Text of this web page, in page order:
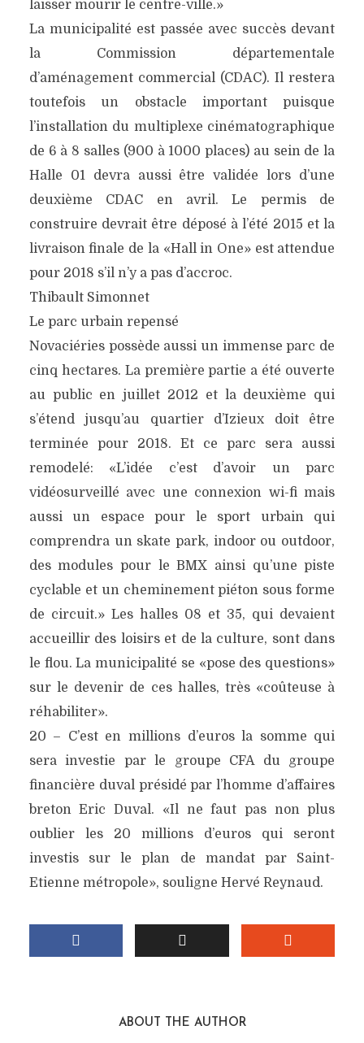
laisser mourir le centre-ville.»
La municipalité est passée avec succès devant
la Commission départementale
d’aménagement commercial (CDAC). Il restera
toutefois un obstacle important puisque
l’installation du multiplexe cinématographique
de 6 à 8 salles (900 à 1000 places) au sein de la
Halle 01 devra aussi être validée lors d’une
deuxième CDAC en avril. Le permis de
construire devrait être déposé à l’été 2015 et la
livraison finale de la «Hall in One» est attendue
pour 2018 s’il n’y a pas d’accroc.
Thibault Simonnet
Le parc urbain repensé
Novaciéries possède aussi un immense parc de
cinq hectares. La première partie a été ouverte
au public en juillet 2012 et la deuxième qui
s’étend jusqu’au quartier d’Izieux doit être
terminée pour 2018. Et ce parc sera aussi
remodelé: «L’idée c’est d’avoir un parc
vidéosurveillé avec une connexion wi-fi mais
aussi un espace pour le sport urbain qui
comprendra un skate park, indoor ou outdoor,
des modules pour le BMX ainsi qu’une piste
cyclable et un cheminement piéton sous forme
de circuit.» Les halles 08 et 35, qui devaient
accueillir des loisirs et de la culture, sont dans
le flou. La municipalité se «pose des questions»
sur le devenir de ces halles, très «coûteuse à
réhabiliter».
20 – C’est en millions d’euros la somme qui
sera investie par le groupe CFA du groupe
financière duval présidé par l’homme d’affaires
breton Eric Duval. «Il ne faut pas non plus
oublier les 20 millions d’euros qui seront
investis sur le plan de mandat par Saint-
Etienne métropole», souligne Hervé Reynaud.
ABOUT THE AUTHOR